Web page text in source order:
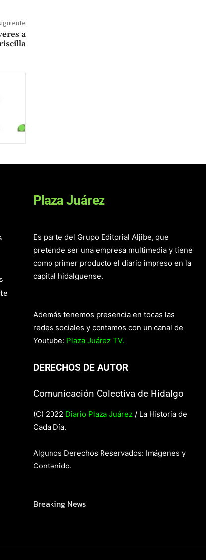
a
Plaza Juárez
Es parte del Grupo Editorial Aljibe, que
pretende ser una empresa multimedia y tiene
como primer producto el diario impreso en la
capital hidalguense.
Además tenemos presencia en todas las
redes sociales y contamos con un canal de
Youtube: Plaza Juárez TV.
DERECHOS DE AUTOR
Comunicación Colectiva de Hidalgo
(C) 2022 Diario Plaza Juárez / La Historia de
Cada Día.
Algunos Derechos Reservados: Imágenes y
Contenido.
Breaking News